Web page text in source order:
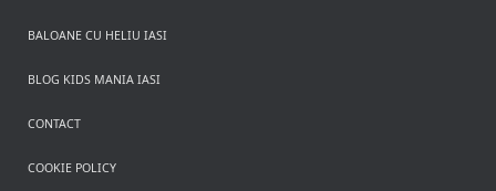
BALOANE CU HELIU IASI
BLOG KIDS MANIA IASI
CONTACT
COOKIE POLICY